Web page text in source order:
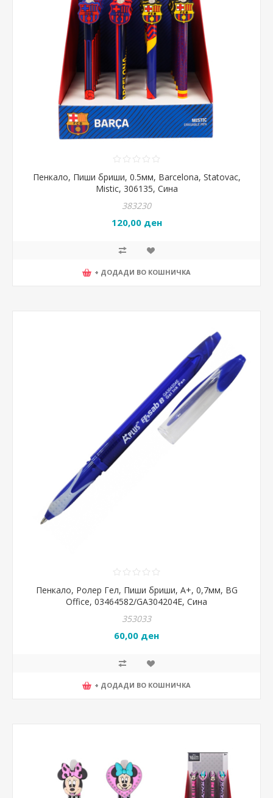
Пенкало, Пиши бриши, 0.5мм, Barcelona, Statovac,
Mistic, 306135, Сина
383230
120,00 ден
+ ДОДАДИ ВО КОШНИЧКА
Пенкало, Ролер Гел, Пиши бриши, А+, 0,7мм, BG
Office, 03464582/GA304204E, Сина
353033
60,00 ден
+ ДОДАДИ ВО КОШНИЧКА